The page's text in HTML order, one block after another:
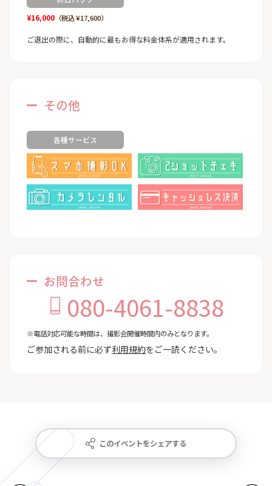
¥16,000（税込 ¥17,600）
ご退出の際に、自動的に最もお得な料金体系が適用されます。
その他
各種サービス
お問合わせ
080-4061-8838
※電話対応可能な時間は、撮影会開催時間内のみとなります。
ご参加される前に必ず利用規約をご一読ください。
このイベントをシェアする